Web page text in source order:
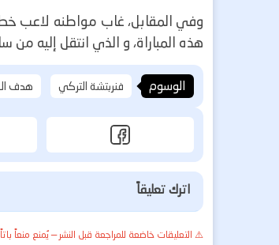
وفي المقابل، غاب مواطنه لاعب
هذه المباراة، و الذي انتقل إليه من
الوسوم فنربتشة التركي هدف
اترك تعليقاً
⚠️ التعليقات خاضعة للمراجعة قبل النشر — يُمنع منعاً